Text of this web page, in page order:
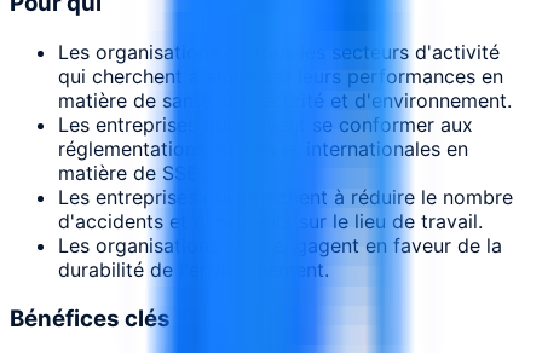
Les organisations de tous les secteurs d'activité
qui cherchent à améliorer leurs performances en
matière de santé, de sécurité et d'environnement.
Les entreprises qui doivent se conformer aux
réglementations locales et internationales en
matière de SSE.
Les entreprises qui cherchent à réduire le nombre
d'accidents et d'incidents sur le lieu de travail.
Les organisations qui s'engagent en faveur de la
durabilité de l'environnement.
Bénéfices clés